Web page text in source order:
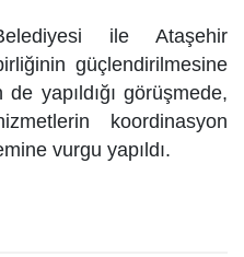
ile Ataşehir
güçlendirilmesine
yapıldığı görüşmede,
koordinasyon
vurgu yapıldı.